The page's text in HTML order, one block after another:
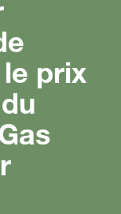
prix